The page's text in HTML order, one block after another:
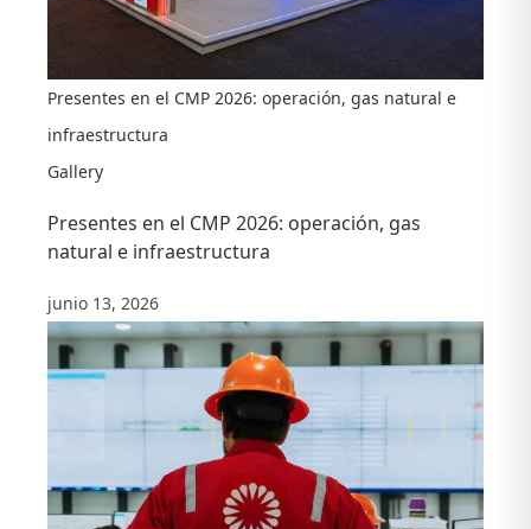
Presentes en el CMP 2026: operación, gas natural e
infraestructura
Gallery
Presentes en el CMP 2026: operación, gas
natural e infraestructura
junio 13, 2026